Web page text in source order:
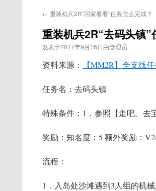
← 重装机兵2R“回家看看”任务怎么完成？
重装机兵2R“去码头镇
发表于2017年9月16日由管理员
资料来源： 【MM2R】全支线
任务名：去码头镇
特殊条件：1．参照【走吧、去
奖励：知名度：5 额外奖励：
流程：
1．入岛处沙滩遇到3人组的机